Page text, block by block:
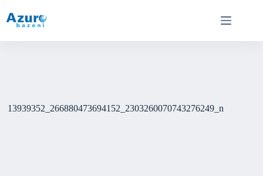
content
13939352_266880473694152_2303260070743276249_n